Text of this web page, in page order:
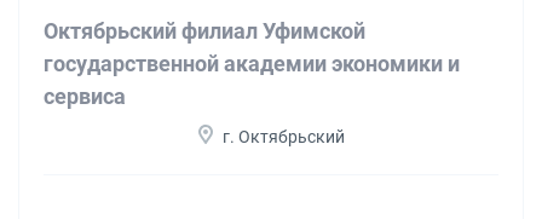
Октябрьский филиал Уфимской
государственной академии экономики и
сервиса
г. Октябрьский